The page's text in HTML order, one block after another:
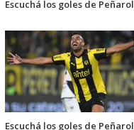
Escuchá los goles de Peñarol
Escuchá los goles de Peñarol